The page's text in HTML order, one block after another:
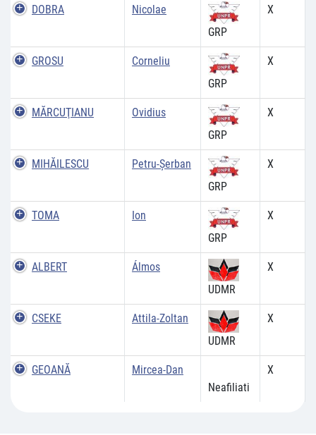
DOBRA
Nicolae
GRP
X
GROSU
Corneliu
GRP
X
MĂRCUŢIANU
Ovidius
GRP
X
MIHĂILESCU
Petru-Şerban
GRP
X
TOMA
Ion
GRP
X
ALBERT
Álmos
UDMR
X
CSEKE
Attila-Zoltan
UDMR
X
GEOANĂ
Mircea-Dan
Neafiliati
X